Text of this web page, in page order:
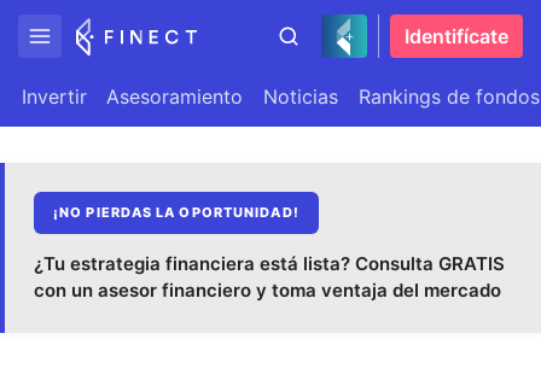
Identifícate
Invertir Asesoramiento Noticias Rankings de fondos
¡NO PIERDAS LA OPORTUNIDAD!
¿Tu estrategia financiera está lista? Consulta GRATIS
con un asesor financiero y toma ventaja del mercado